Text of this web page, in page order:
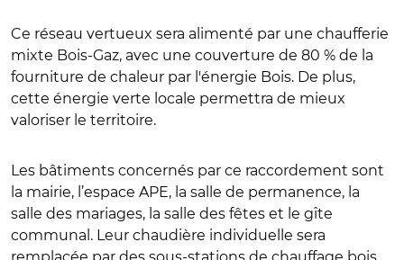
Ce réseau vertueux sera alimenté par une chaufferie
mixte Bois-Gaz, avec une couverture de 80 % de la
fourniture de chaleur par l'énergie Bois. De plus,
cette énergie verte locale permettra de mieux
valoriser le territoire.
Les bâtiments concernés par ce raccordement sont
la mairie, l’espace APE, la salle de permanence, la
salle des mariages, la salle des fêtes et le gîte
communal. Leur chaudière individuelle sera
remplacée par des sous-stations de chauffage bois